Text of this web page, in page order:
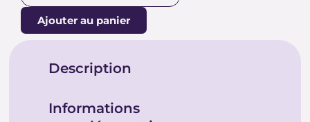
était :
85.00 €.
PENDENTIF
JASPEAjouter au panier
Description
Informations